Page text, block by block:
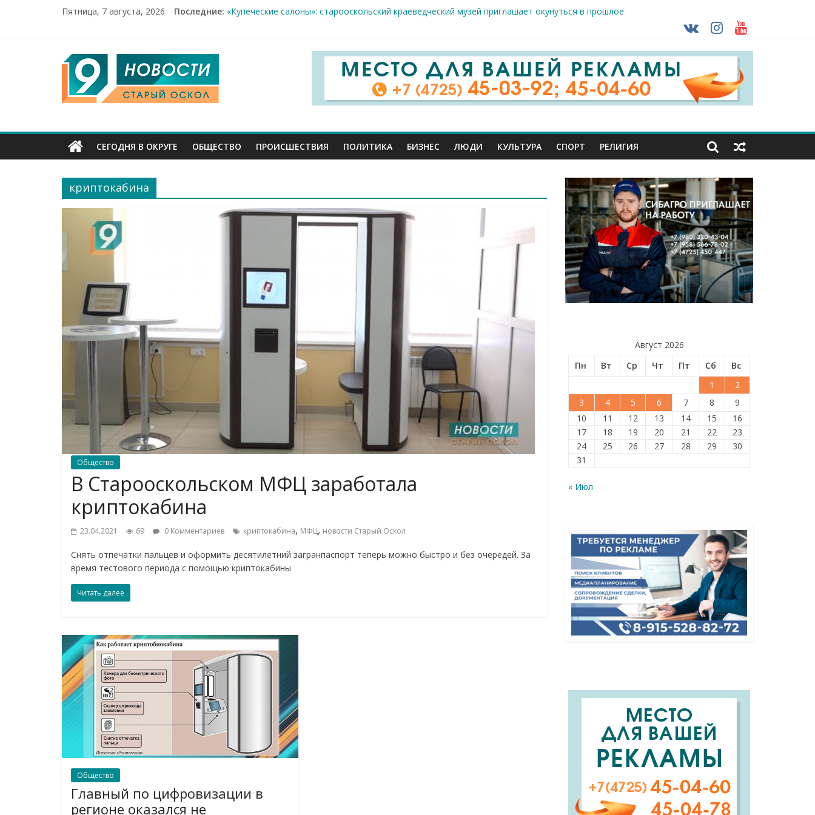
Пятница, 7 августа, 2026 Последние: «Купеческие салоны»: старооскольский краеведческий музей приглашает окунуться в прошлое
100%-я раскрываемость особо тяжких преступлений: в Старооскольском отделе СК подвели итоги первого полугодия
Новое сердце: старооскольский тренер Георгий Золотых нуждается в срочной трансплантации
Рейд по местам несанкционированной торговли: что и где можно продавать без штрафа?
9
Канал
Старый
Оскол
СЕГОДНЯ В ОКРУГЕ ОБЩЕСТВО ПРОИСШЕСТВИЯ ПОЛИТИКА БИЗНЕС ЛЮДИ КУЛЬТУРА СПОРТ РЕЛИГИЯ
криптокабина
Общество
В Старооскольском МФЦ заработала
криптокабина
23.04.2021 69 0 Комментариев криптокабина, МФЦ, новости Старый Оскол
Снять отпечатки пальцев и оформить десятилетний загранпаспорт теперь можно быстро и без очередей. За
время тестового периода с помощью криптокабины
Читать далее
Общество
Главный по цифровизации в
регионе оказался не
Август 2026
Пн
Вт Ср Чт Пт Сб
Вс
1
2
3
4 5 6 7 8
9
10
11 12 13 14 15
16
17
18 19 20 21 22
23
24
25 26 27 28 29
30
31
« Июл